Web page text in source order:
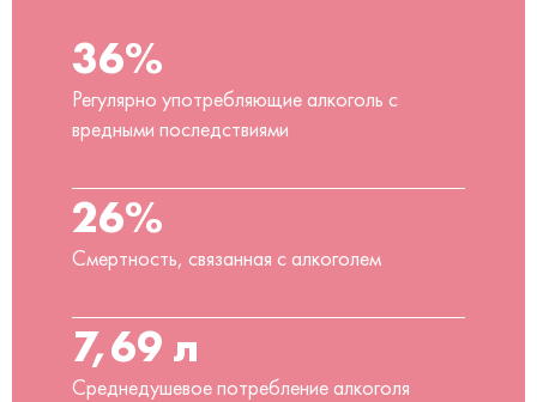
36%
Регулярно употребляющие алкоголь с
вредными последствиями
26%
Смертность, связанная с алкоголем
7,69 л
Среднедушевое потребление алкоголя